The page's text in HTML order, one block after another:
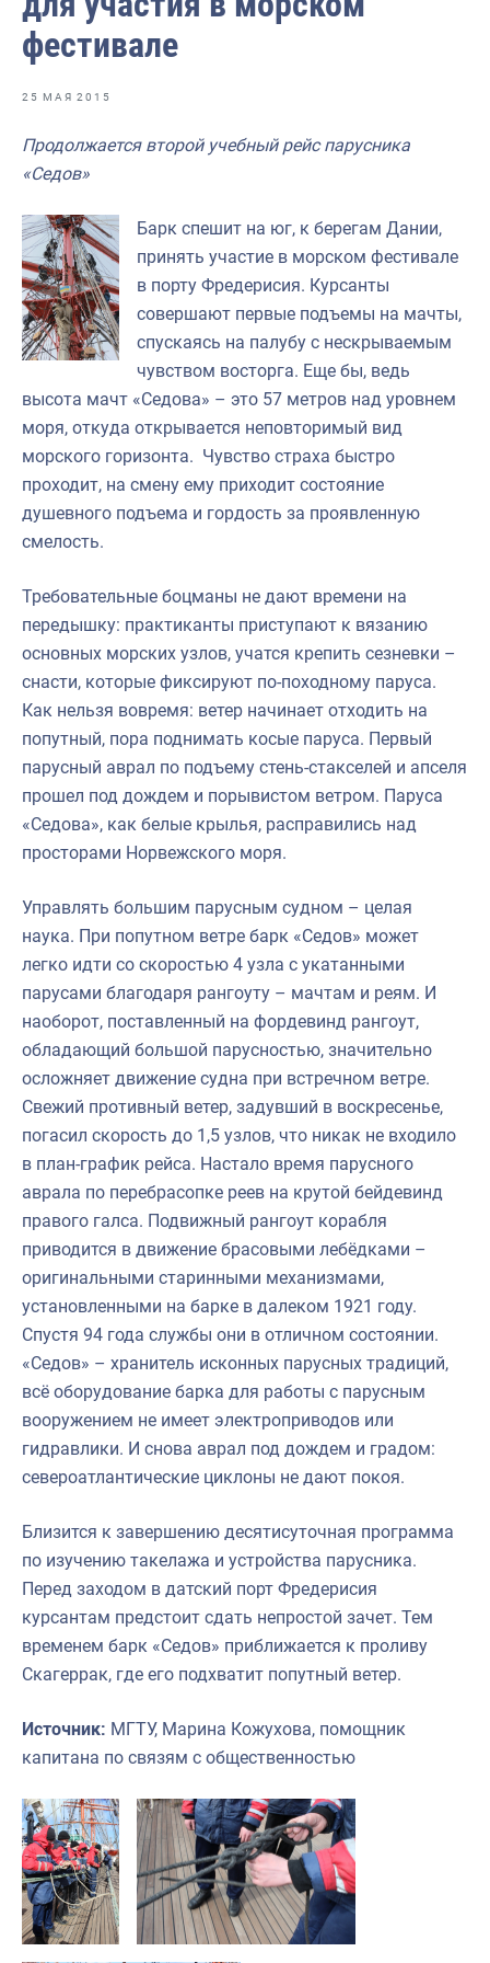
Отраслевые СМИ
Выставки и конференции
Научно-практическая литература
Рыбоохрана России
Отрасль в цифрах
Инфографика
Большая африканская экспедиция
Укрепление духовно-нравственных ценностей
События в России и мире
фестивале
25 МАЯ 2015
Продолжается второй учебный рейс парусника
«Седов»
Барк спешит на юг, к берегам Дании,
принять участие в морском фестивале
в порту Фредерисия. Курсанты
совершают первые подъемы на мачты,
спускаясь на палубу с нескрываемым
чувством восторга. Еще бы, ведь
высота мачт «Седова» – это 57 метров над уровнем
моря, откуда открывается неповторимый вид
морского горизонта. Чувство страха быстро
проходит, на смену ему приходит состояние
душевного подъема и гордость за проявленную
смелость.
Требовательные боцманы не дают времени на
передышку: практиканты приступают к вязанию
основных морских узлов, учатся крепить сезневки –
снасти, которые фиксируют по-походному паруса.
Как нельзя вовремя: ветер начинает отходить на
попутный, пора поднимать косые паруса. Первый
парусный аврал по подъему стень-стакселей и апселя
прошел под дождем и порывистом ветром. Паруса
«Седова», как белые крылья, расправились над
просторами Норвежского моря.
Управлять большим парусным судном – целая
наука. При попутном ветре барк «Седов» может
легко идти со скоростью 4 узла с укатанными
парусами благодаря рангоуту – мачтам и реям. И
наоборот, поставленный на фордевинд рангоут,
обладающий большой парусностью, значительно
осложняет движение судна при встречном ветре.
Свежий противный ветер, задувший в воскресенье,
погасил скорость до 1,5 узлов, что никак не входило
в план-график рейса. Настало время парусного
аврала по перебрасопке реев на крутой бейдевинд
правого галса. Подвижный рангоут корабля
приводится в движение брасовыми лебёдками –
оригинальными старинными механизмами,
установленными на барке в далеком 1921 году.
Спустя 94 года службы они в отличном состоянии.
«Седов» – хранитель исконных парусных традиций,
всё оборудование барка для работы с парусным
вооружением не имеет электроприводов или
гидравлики. И снова аврал под дождем и градом:
североатлантические циклоны не дают покоя.
Близится к завершению десятисуточная программа
по изучению такелажа и устройства парусника.
Перед заходом в датский порт Фредерисия
курсантам предстоит сдать непростой зачет. Тем
временем барк «Седов» приближается к проливу
Скагеррак, где его подхватит попутный ветер.
Источник: МГТУ, Марина Кожухова, помощник
капитана по связям с общественностью